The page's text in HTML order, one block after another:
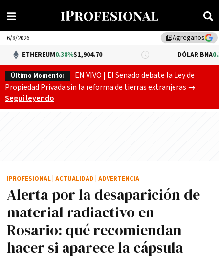
library_addAgreganos
6/8/2026
0.38%$1,904.70 DÓLAR BNA 0.34%$1,520.00
Último Momento:
EN VIVO | El Senado debate la Ley de
Propiedad Privada sin la reforma de tierras extranjeras →
Seguí leyendo
Alerta por la desaparición de
material radiactivo en
Rosario: qué recomiendan
hacer si aparece la cápsula
IPROFESIONAL ACTUALIDAD ADVERTENCIA